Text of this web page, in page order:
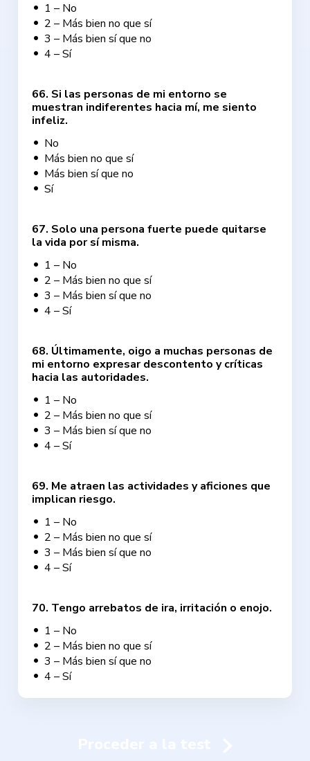
1 – No
2 – Más bien no que sí
3 – Más bien sí que no
4 – Sí
66. Si las personas de mi entorno se
muestran indiferentes hacia mí, me siento
infeliz.
No
Más bien no que sí
Más bien sí que no
Sí
67. Solo una persona fuerte puede quitarse
la vida por sí misma.
1 – No
2 – Más bien no que sí
3 – Más bien sí que no
4 – Sí
68. Últimamente, oigo a muchas personas de
mi entorno expresar descontento y críticas
hacia las autoridades.
1 – No
2 – Más bien no que sí
3 – Más bien sí que no
4 – Sí
69. Me atraen las actividades y aficiones que
implican riesgo.
1 – No
2 – Más bien no que sí
3 – Más bien sí que no
4 – Sí
70. Tengo arrebatos de ira, irritación o enojo.
1 – No
2 – Más bien no que sí
3 – Más bien sí que no
4 – Sí